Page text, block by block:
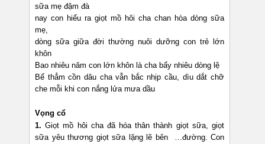
sữa mẹ đậm đà
nay con hiểu ra giọt mồ hôi cha chan hòa dòng sữa
mẹ,
dòng sữa giữa đời thường nuôi dưỡng con trẻ lớn
khôn
Bao nhiêu năm con lớn khôn là cha bấy nhiêu dòng lệ
Bể thẳm cồn dâu cha vẫn bắc nhịp cầu, dìu dắt chỡ
che mỗi khi con nắng lửa mưa dầu
Vọng cổ
1. Giọt mồ hôi cha đã hóa thân thành giọt sữa, giọt
sữa yêu thương giọt sữa lặng lẽ bên …đường. Con